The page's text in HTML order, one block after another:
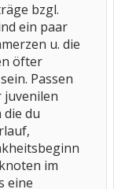
bzgl.
ein paar
u. die
öfter
Passen
juvenilen
du
im
eine